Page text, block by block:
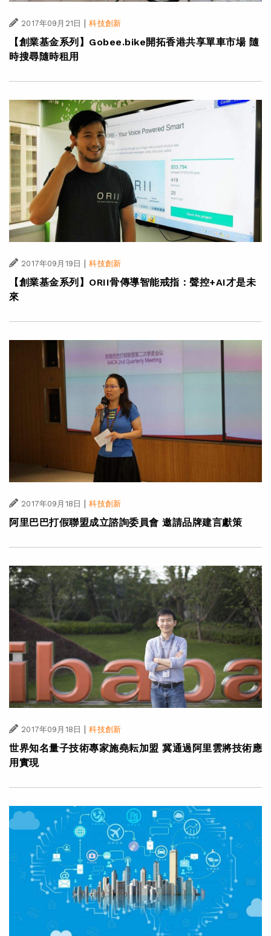
2017年09月21日 | 科技創新
【創業基金系列】Gobee.bike開拓香港共享單車市場 隨
時搜尋隨時租用
2017年09月19日 | 科技創新
【創業基金系列】ORII骨傳導智能戒指：聲控+AI才是未
來
2017年09月18日 | 科技創新
阿里巴巴打假聯盟成立諮詢委員會 邀請品牌建言獻策
2017年09月18日 | 科技創新
世界知名量子技術專家施堯耘加盟 冀通過阿里雲將技術應
用實現